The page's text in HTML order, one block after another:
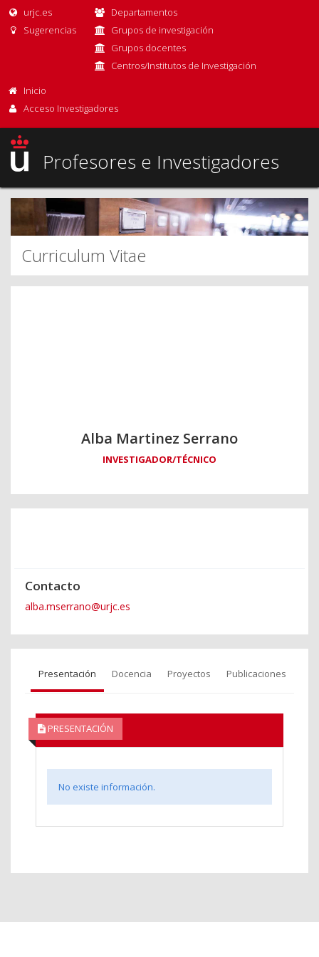
urjc.es
Sugerencias
Departamentos
Grupos de investigación
Grupos docentes
Centros/Institutos de Investigación
Inicio
Acceso Investigadores
Profesores e Investigadores
Curriculum Vitae
Alba Martinez Serrano
INVESTIGADOR/TÉCNICO
Contacto
alba.mserrano@urjc.es
Presentación Docencia Proyectos Publicaciones
PRESENTACIÓN
No existe información.